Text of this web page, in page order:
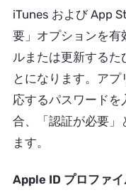
iTunes および App
要」オプションを有
ルまたは更新するた
とになります。ア
応するパスワード
合、「認証が必要」
ます。
Apple ID プロファ